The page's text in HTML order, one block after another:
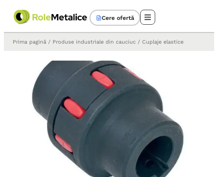
Cere ofertă
Prima pagină / Produse industriale din cauciuc / Cuplaje elastice